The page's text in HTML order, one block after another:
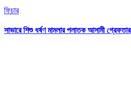
ফিচার
সাভারে শিশু ধর্ষণ মামলার পলাতক আসামী গ্রেফতার